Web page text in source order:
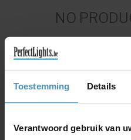
Toestemming Details
Verantwoord gebruik van
NO